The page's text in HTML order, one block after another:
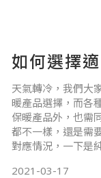
（溫馨提示：保暖
泌物散播，再直接
（共同進食也會受
播率大大提高，死
家禽（或野鳥）交
如何選擇
天氣轉冷，我們大
暖產品選擇，而各
保暖產品外，也需
都不一樣，還是需
對應情況，一下是
2021-03-17